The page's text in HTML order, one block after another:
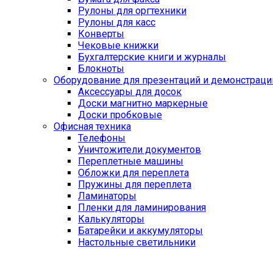
Рулоны для оргтехники
Рулоны для касс
Конверты
Чековые книжки
Бухгалтерские книги и журналы
Блокноты
Оборудование для презентаций и
Аксессуары для досок
Доски магнитно маркерные
Доски пробковые
Офисная техника
Телефоны
Уничтожители документов
Переплетные машины
Обложки для переплета
Пружины для переплета
Ламинаторы
Пленки для ламинирования
Калькуляторы
Батарейки и аккумуляторы
Настольные светильники